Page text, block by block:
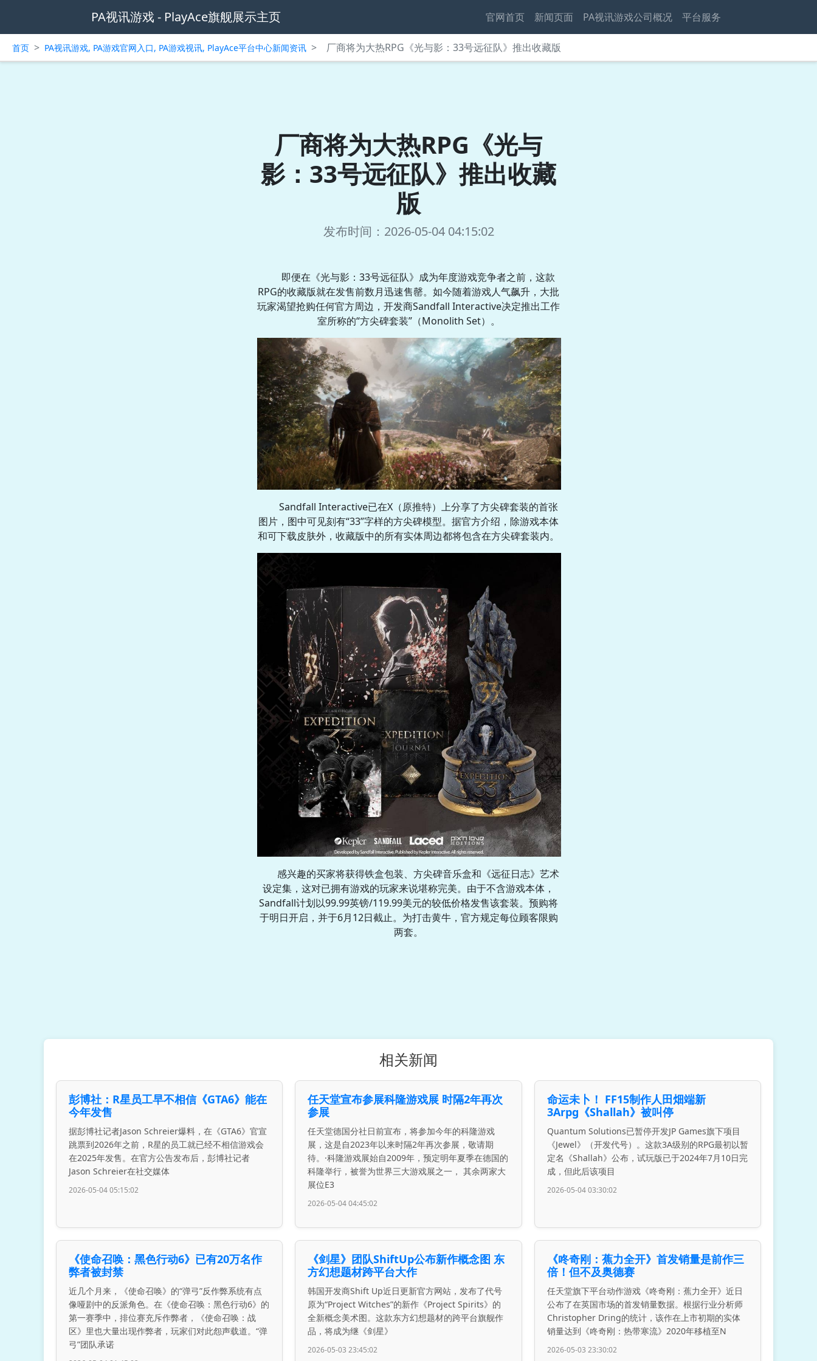
PA视讯游戏 - PlayAce旗舰展示主页 官网首页 新闻页面 PA视讯游戏公司概况 平台服务
首页 > PA视讯游戏, PA游戏官网入口, PA游戏视讯, PlayAce平台中心新闻资讯 > 厂商将为大热RPG《光与影：33号远征队》推出收藏版
厂商将为大热RPG《光与
影：33号远征队》推出收藏
版
发布时间：2026-05-04 04:15:02
即便在《光与影：33号远征队》成为年度游戏竞争者之前，这款
RPG的收藏版就在发售前数月迅速售罄。如今随着游戏人气飙升，大批
玩家渴望抢购任何官方周边，开发商Sandfall Interactive决定推出工作
室所称的“方尖碑套装”（Monolith Set）。
Sandfall Interactive已在X（原推特）上分享了方尖碑套装的首张
图片，图中可见刻有“33”字样的方尖碑模型。据官方介绍，除游戏本体
和可下载皮肤外，收藏版中的所有实体周边都将包含在方尖碑套装内。
感兴趣的买家将获得铁盒包装、方尖碑音乐盒和《远征日志》艺术
设定集，这对已拥有游戏的玩家来说堪称完美。由于不含游戏本体，
Sandfall计划以99.99英镑/119.99美元的较低价格发售该套装。预购将
于明日开启，并于6月12日截止。为打击黄牛，官方规定每位顾客限购
两套。
相关新闻
彭博社：R星员工早不相信《GTA6》能在
今年发售
据彭博社记者Jason Schreier爆料，在《GTA6》官宣
跳票到2026年之前，R星的员工就已经不相信游戏会
在2025年发售。在官方公告发布后，彭博社记者
Jason Schreier在社交媒体
2026-05-04 05:15:02
任天堂宣布参展科隆游戏展 时隔2年再次
参展
任天堂德国分社日前宣布，将参加今年的科隆游戏
展，这是自2023年以来时隔2年再次参展，敬请期
待。·科隆游戏展始自2009年，预定明年夏季在德国的
科隆举行，被誉为世界三大游戏展之一， 其余两家大
展位E3
2026-05-04 04:45:02
命运未卜！ FF15制作人田畑端新
3Arpg《Shallah》被叫停
Quantum Solutions已暂停开发JP Games旗下项目
《Jewel》（开发代号）。这款3A级别的RPG最初以暂
定名《Shallah》公布，试玩版已于2024年7月10日完
成，但此后该项目
2026-05-04 03:30:02
《使命召唤：黑色行动6》已有20万名作
弊者被封禁
近几个月来，《使命召唤》的“弹弓”反作弊系统有点
像哑剧中的反派角色。在《使命召唤：黑色行动6》的
第一赛季中，排位赛充斥作弊者，《使命召唤：战
区》里也大量出现作弊者，玩家们对此怨声载道。“弹
弓”团队承诺
《剑星》团队ShiftUp公布新作概念图 东
方幻想题材跨平台大作
韩国开发商Shift Up近日更新官方网站，发布了代号
原为“Project Witches”的新作《Project Spirits》的
全新概念美术图。这款东方幻想题材的跨平台旗舰作
品，将成为继《剑星》
2026-05-03 23:45:02
《咚奇刚：蕉力全开》首发销量是前作三
倍！但不及奥德赛
任天堂旗下平台动作游戏《咚奇刚：蕉力全开》近日
公布了在英国市场的首发销量数据。根据行业分析师
Christopher Dring的统计，该作在上市初期的实体
销量达到《咚奇刚：热带寒流》2020年移植至N
2026-05-03 23:30:02